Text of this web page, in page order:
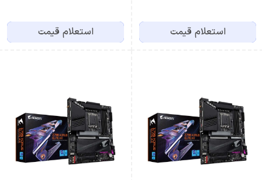
استعلام قیمت استعلام قیمت